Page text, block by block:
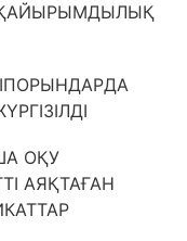
ҚАЙЫРЫМДЫЛЫҚ
ОҚУ
АЯҚТАҒАН